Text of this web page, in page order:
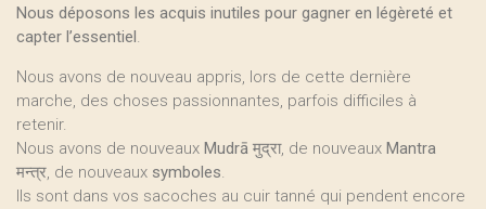
Nous déposons les acquis inutiles pour gagner en légèreté et
capter l’essentiel.
Nous avons de nouveau appris, lors de cette dernière
marche, des choses passionnantes, parfois difficiles à
retenir.
Nous avons de nouveaux Mudrā मुद्रा, de nouveaux Mantra
मन्त्र, de nouveaux symboles.
Ils sont dans vos sacoches au cuir tanné qui pendent encore